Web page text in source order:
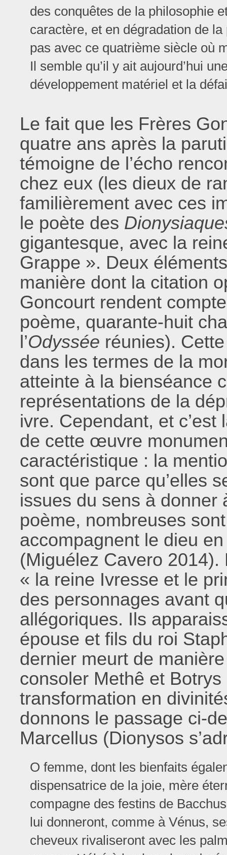
des conquêtes de la philosophie
caractère, et en dégradation de
pas avec ce quatrième siècle où
Il semble qu’il y ait aujourd’hui
développement matériel et la
Le fait que les Frères
quatre ans après la
témoigne de l’écho
chez eux (les dieux de
familièrement avec ces
le poète des
gigantesque, avec la
Grappe ». Deux
manière dont la citation
Goncourt rendent
poème, quarante-huit
l’Odyssée réunies).
dans les termes de la
atteinte à la bienséance
représentations de la
ivre. Cependant, et c’est
de cette œuvre
caractéristique : la
sont que parce qu’elles
issues du sens à donner
poème, nombreuses
accompagnent le dieu
(Miguélez Cavero
« la reine Ivresse et le
des personnages avant
allégoriques. Ils
épouse et fils du roi
dernier meurt de
consoler Methê et
transformation en
donnons le passage ci-
Marcellus (Dionysos
O femme, dont les bienfaits
dispensatrice de la joie, mère
compagne des festins de
lui donneront, comme à Vénus,
cheveux rivaliseront avec les